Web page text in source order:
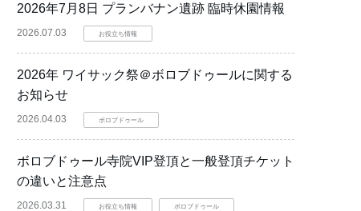
2026年7月8日 プランバナン遺跡 臨時休園情報
2026.07.03 お役立ち情報
2026年 ワイサック祭＠ボロブドゥールに関する
お知らせ
2026.04.03 ボロブドゥール
ボロブドゥール寺院VIP登頂と一般登頂チケット
の違いと注意点
2026.03.31 お役立ち情報 ボロブドゥール